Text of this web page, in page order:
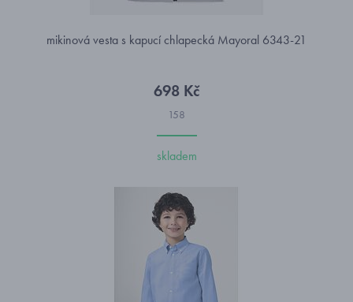
mikinová vesta s kapucí chlapecká Mayoral 6343-21
698 Kč
158
skladem